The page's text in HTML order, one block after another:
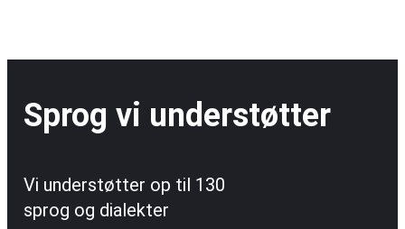
Sprog vi understøtter
Vi understøtter op til 130
sprog og dialekter